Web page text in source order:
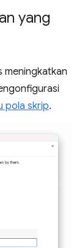
yang
meningkatkan
pola skrip.